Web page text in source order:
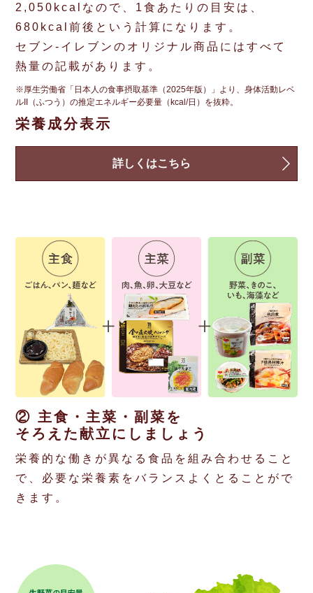
2,050kcalなので、1食あたりの目安は、
680kcal前後という計算になります。
セブン‐イレブンのオリジナル商品にはすべて
熱量の記載があります。
※厚生労働省「日本人の食事摂取基準（2025年版）」より、身体活動レベ
ルII（ふつう）の推定エネルギー必要量（kcal/日）を抜粋。
栄養成分表示
詳しくはこちら
② 主食・主菜・副菜を
そろえた献立にしましょう
栄養的な働きが異なる食品を組み合わせること
で、必要な栄養素をバランスよくとることがで
きます。